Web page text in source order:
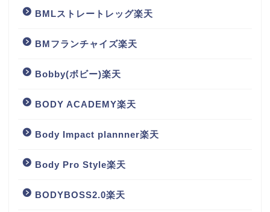
BMLストレートレッグ楽天
BMフランチャイズ楽天
Bobby(ボビー)楽天
BODY ACADEMY楽天
Body Impact plannner楽天
Body Pro Style楽天
BODYBOSS2.0楽天